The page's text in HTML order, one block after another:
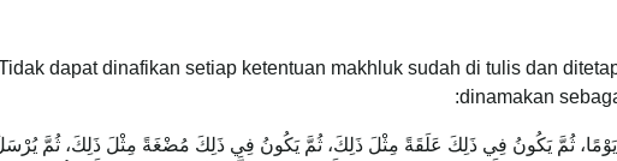
dapat dinafikan setiap ketentuan makhluk sudah di tulis dan
dinamakan
ثُمَّ يَكُونُ فِي ذَلِكَ عَلَقَةً مِثْلَ ذَلِكَ، ثُمَّ يَكُونُ فِي ذَلِكَ مُضْغَةً مِثْلَ ذَلِكَ، ثُمَّ